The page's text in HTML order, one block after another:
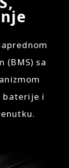
(BMS) sa
baterije i